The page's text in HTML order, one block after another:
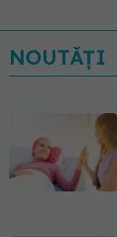
NOUTĂȚI